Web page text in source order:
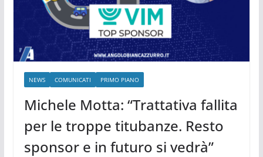
NEWS COMUNICATI PRIMO PIANO
Michele Motta: “Trattativa fallita
per le troppe titubanze. Resto
sponsor e in futuro si vedrà”